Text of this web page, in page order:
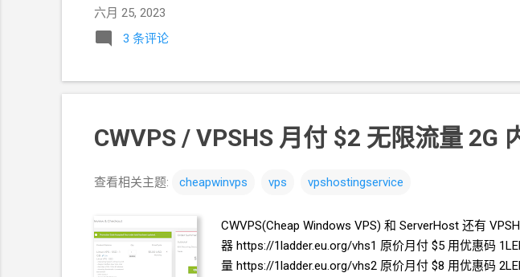
六月 25, 2023
3 条评论
CWVPS / VPSHS 月付 $2 无限流量 2G
查看相关主题: cheapwinvps vps vpshostingservice
CWVPS(Cheap Windows VPS) 和 ServerHost 还有
器 https://1ladder.eu.org/vhs1 原价月付 $5 用优惠码
量 https://1ladder.eu.org/vhs2 原价月付 $8 用优惠码